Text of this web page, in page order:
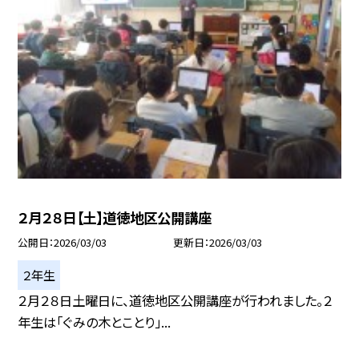
２月２８日【土】道徳地区公開講座
公開日 2026/03/03 更新日 2026/03/03
２年生
２月２８日土曜日に、道徳地区公開講座が行われました。２
年生は「ぐみの木とことり」...